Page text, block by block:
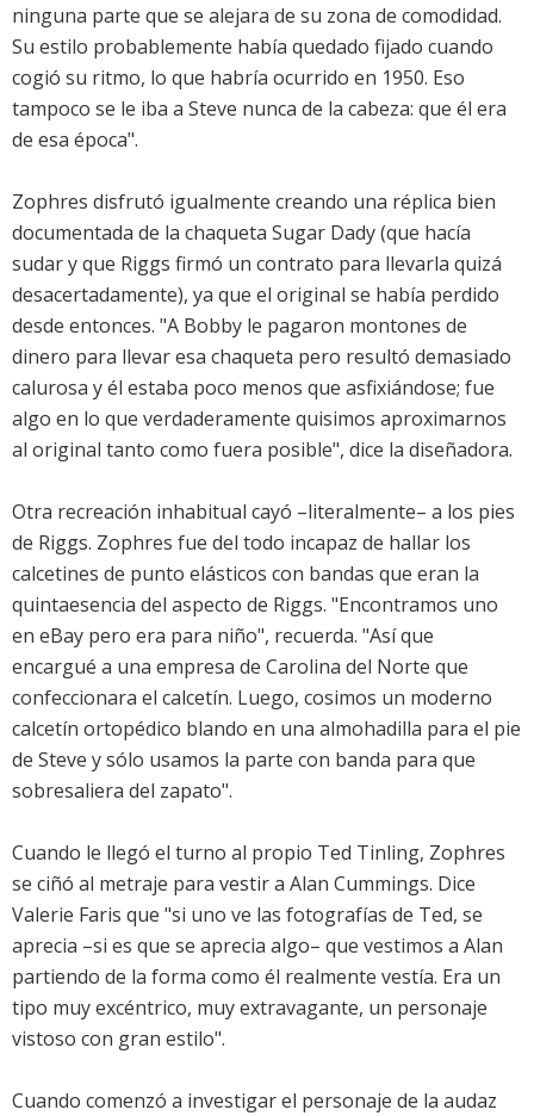
ninguna parte que se alejara de su zona de comodidad.
Su estilo probablemente había quedado fijado cuando
cogió su ritmo, lo que habría ocurrido en 1950. Eso
tampoco se le iba a Steve nunca de la cabeza: que él era
de esa época".
Zophres disfrutó igualmente creando una réplica bien
documentada de la chaqueta Sugar Dady (que hacía
sudar y que Riggs firmó un contrato para llevarla quizá
desacertadamente), ya que el original se había perdido
desde entonces. "A Bobby le pagaron montones de
dinero para llevar esa chaqueta pero resultó demasiado
calurosa y él estaba poco menos que asfixiándose; fue
algo en lo que verdaderamente quisimos aproximarnos
al original tanto como fuera posible", dice la diseñadora.
Otra recreación inhabitual cayó –literalmente– a los pies
de Riggs. Zophres fue del todo incapaz de hallar los
calcetines de punto elásticos con bandas que eran la
quintaesencia del aspecto de Riggs. "Encontramos uno
en eBay pero era para niño", recuerda. "Así que
encargué a una empresa de Carolina del Norte que
confeccionara el calcetín. Luego, cosimos un moderno
calcetín ortopédico blando en una almohadilla para el pie
de Steve y sólo usamos la parte con banda para que
sobresaliera del zapato".
Cuando le llegó el turno al propio Ted Tinling, Zophres
se ciñó al metraje para vestir a Alan Cummings. Dice
Valerie Faris que "si uno ve las fotografías de Ted, se
aprecia –si es que se aprecia algo– que vestimos a Alan
partiendo de la forma como él realmente vestía. Era un
tipo muy excéntrico, muy extravagante, un personaje
vistoso con gran estilo".
Cuando comenzó a investigar el personaje de la audaz